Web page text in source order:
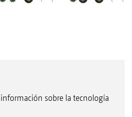
sobre la tecnología